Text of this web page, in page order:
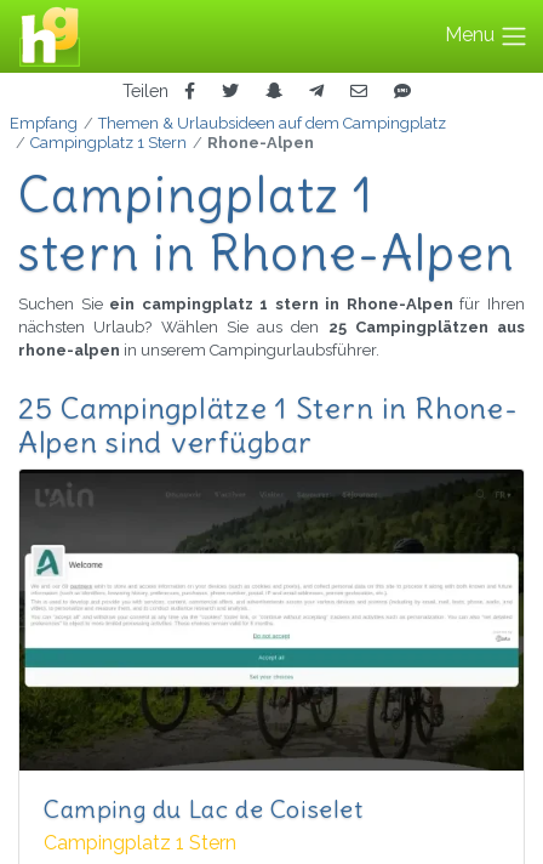
Menu
Teilen
Empfang
Themen & Urlaubsideen auf dem Campingplatz
Campingplatz 1 Stern
Rhone-Alpen
Campingplatz 1
stern in Rhone-Alpen
Suchen Sie ein campingplatz 1 stern in Rhone-Alpenfür Ihren
nächsten Urlaub? Wählen Sie aus den 25 Campingplätzen aus
rhone-alpen in unserem Campingurlaubsführer.
25 Campingplätze 1 Stern in Rhone-
Alpen sind verfügbar
Camping du Lac de Coiselet
Campingplatz 1 Stern